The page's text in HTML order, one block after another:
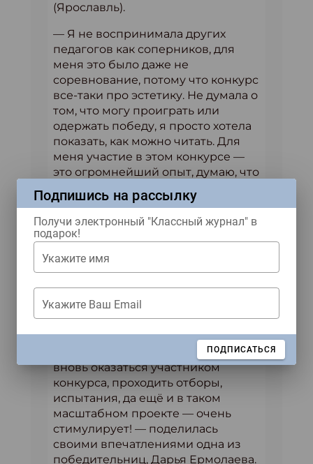
(Ярославль).
— Я не воспринимала других
педагогов как соперников, для
меня это было даже не
соревнование, потому что конкурс
все-таки про эстетику. Не думала о
том, что могу проиграть или
одержать победу, я просто хотела
показать, как можно читать. Для
меня участие в этом конкурсе —
это огромнейший опыт, думаю, что
детей к конкурсу чтецов в
следующем году, — рассказала
Ольга Адамович.
— Все педагоги, которые
участвовали в этом конкурсе
получили колоссальный, очень
важный опыт. Все мы в детстве и
юности участвовали в разных
конкурсах, но в зрелом возрасте,
когда ты уже опытный педагог и
вновь оказаться участником
конкурса, проходить отборы,
испытания, да ещё и в таком
масштабном проекте — очень
стимулирует! — поделилась
своими впечатлениями одна из
победительниц, Дарья Ермолаева.
Подпишись на рассылку
Получи электронный "Классный журнал" в
подарок!
Укажите имя
Укажите Ваш Email
ПОДПИСАТЬСЯ